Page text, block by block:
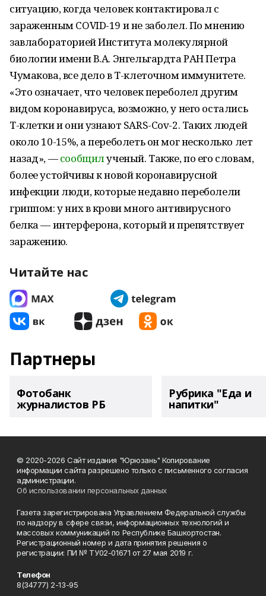
ситуацию, когда человек контактировал с
зараженным COVID-19 и не заболел. По мнению
завлабораторией Института молекулярной
биологии имени В.А. Энгельгардта РАН Петра
Чумакова, все дело в Т-клеточном иммунитете.
«Это означает, что человек переболел другим
видом коронавируса, возможно, у него остались
Т-клетки и они узнают SARS-Cov-2. Таких людей
около 10-15%, а переболеть он мог несколько лет
назад», —сообщилученый. Также, по его словам,
более устойчивы к новой коронавирусной
инфекции люди, которые недавно переболели
гриппом: у них в крови много антивирусного
белка — интерферона, который и препятствует
заражению.
Читайте нас
Партнеры
Фотобанк
журналистов РБ
Рубрика "Еда и
напитки"
© 2020-2026 Сайт издания "Юрюзань" Копирование
информации сайта разрешено только с письменного согласия
администрации.
Об использовании персональных данных
Газета зарегистрирована Управлением Федеральной службы
по надзору в сфере связи, информационных технологий и
массовых коммуникаций по Республике Башкортостан.
Регистрационный номер и дата принятия решения о
регистрации: ПИ № ТУ02-01671 от 27 мая 2019 г.
Телефон
8(34777) 2-13-95